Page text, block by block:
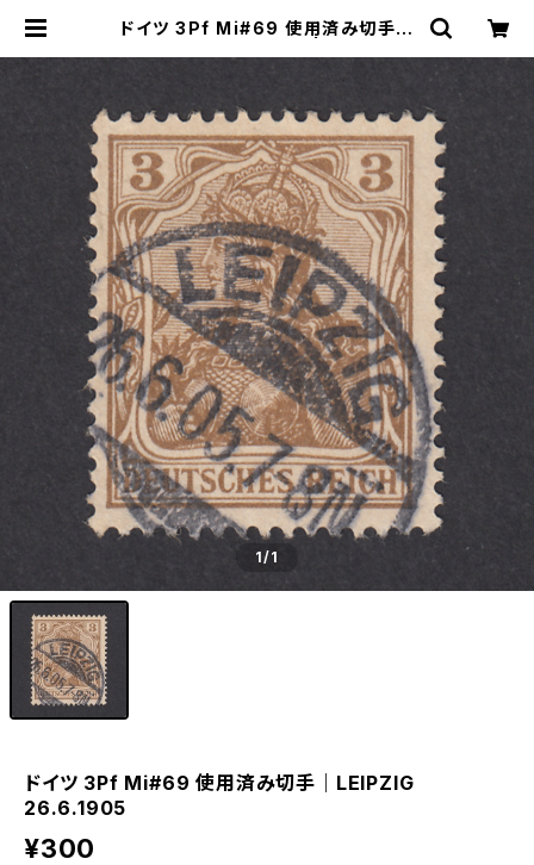
ドイツ 3Pf Mi#69 使用済み切手｜
1/1
ドイツ 3Pf Mi#69 使用済み切手｜LEIPZIG
26.6.1905
¥300